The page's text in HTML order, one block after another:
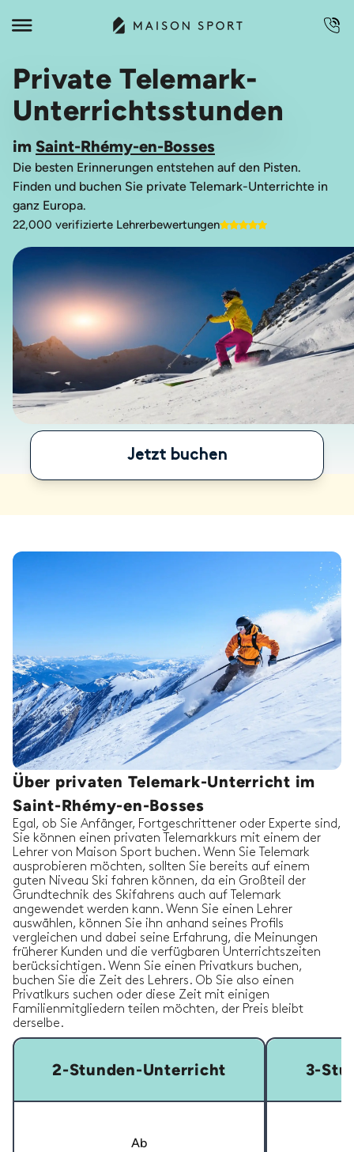
Private Telemark-
Unterrichtsstunden
im Saint-Rhémy-en-Bosses
Die besten Erinnerungen entstehen auf den Pisten.
Finden und buchen Sie private Telemark-Unterrichte in
ganz Europa.
22,000 verifizierte Lehrerbewertungen
Jetzt buchen
Über privaten Telemark-Unterricht im
Saint-Rhémy-en-Bosses
Egal, ob Sie Anfänger, Fortgeschrittener oder Experte sind,
Sie können einen privaten Telemarkkurs mit einem der
Lehrer von Maison Sport buchen. Wenn Sie Telemark
ausprobieren möchten, sollten Sie bereits auf einem
guten Niveau Ski fahren können, da ein Großteil der
Grundtechnik des Skifahrens auch auf Telemark
angewendet werden kann. Wenn Sie einen Lehrer
auswählen, können Sie ihn anhand seines Profils
vergleichen und dabei seine Erfahrung, die Meinungen
früherer Kunden und die verfügbaren Unterrichtszeiten
berücksichtigen. Wenn Sie einen Privatkurs buchen,
buchen Sie die Zeit des Lehrers. Ob Sie also einen
Privatlkurs suchen oder diese Zeit mit einigen
Familienmitgliedern teilen möchten, der Preis bleibt
derselbe.
2-Stunden-Unterricht
Ab
3-